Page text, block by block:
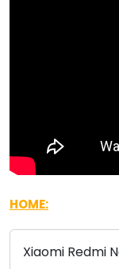
HOME:
Xiaomi Redmi